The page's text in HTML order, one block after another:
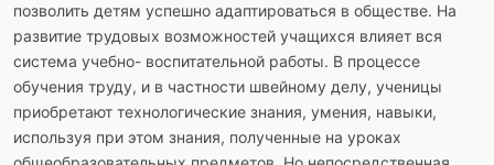
позволить детям успешно адаптироваться в обществе. На
развитие трудовых возможностей учащихся влияет вся
система учебно- воспитательной работы. В процессе
обучения труду, и в частности швейному делу, ученицы
приобретают технологические знания, умения, навыки,
используя при этом знания, полученные на уроках